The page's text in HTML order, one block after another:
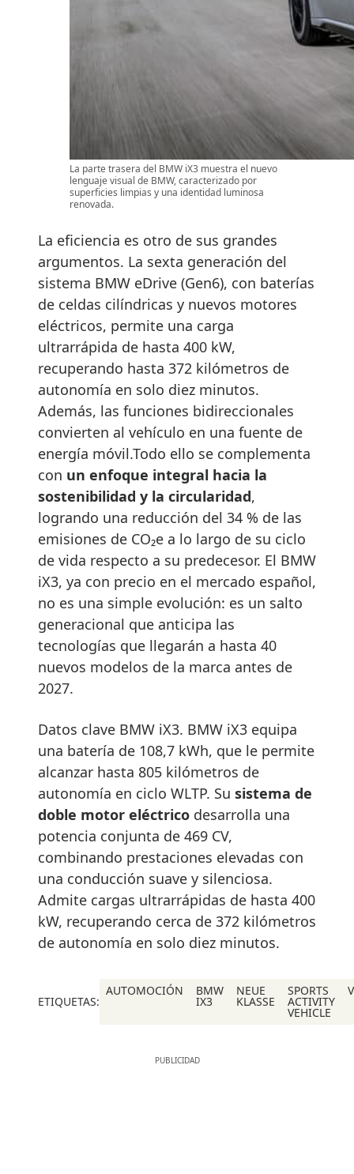
La parte trasera del BMW iX3 muestra el nuevo
lenguaje visual de BMW, caracterizado por
superficies limpias y una identidad luminosa
renovada.
La eficiencia es otro de sus grandes
argumentos. La sexta generación del
sistema BMW eDrive (Gen6), con baterías
de celdas cilíndricas y nuevos motores
eléctricos, permite una carga
ultrarrápida de hasta 400 kW,
recuperando hasta 372 kilómetros de
autonomía en solo diez minutos.
Además, las funciones bidireccionales
convierten al vehículo en una fuente de
energía móvil.Todo ello se complementa
con un enfoque integral hacia la
sostenibilidad y la circularidad,
logrando una reducción del 34 % de las
emisiones de CO₂e a lo largo de su ciclo
de vida respecto a su predecesor. El BMW
iX3, ya con precio en el mercado español,
no es una simple evolución: es un salto
generacional que anticipa las
tecnologías que llegarán a hasta 40
nuevos modelos de la marca antes de
2027.
Datos clave BMW iX3. BMW iX3 equipa
una batería de 108,7 kWh, que le permite
alcanzar hasta 805 kilómetros de
autonomía en ciclo WLTP. Su sistema de
doble motor eléctrico desarrolla una
potencia conjunta de 469 CV,
combinando prestaciones elevadas con
una conducción suave y silenciosa.
Admite cargas ultrarrápidas de hasta 400
kW, recuperando cerca de 372 kilómetros
de autonomía en solo diez minutos.
ETIQUETAS:
AUTOMOCIÓN BMW
IX3
NEUE
KLASSE
SPORTS
ACTIVITY
VEHICLE